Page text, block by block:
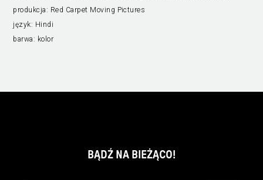
produkcja: Red Carpet Moving Pictures
język: Hindi
barwa: kolor
BĄDŹ NA BIEŻĄCO!